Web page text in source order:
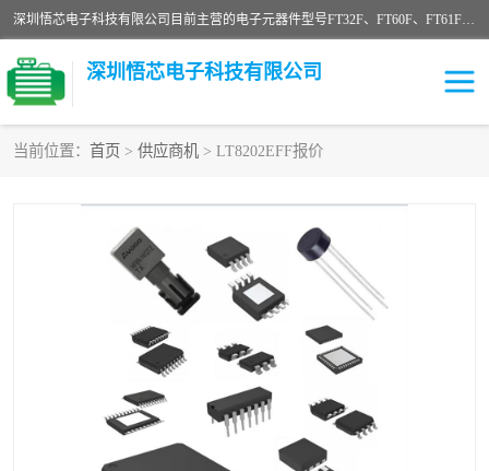
深圳悟芯电子科技有限公司目前主营的电子元器件型号FT32F、FT60F、FT61F、FT62F、FT64F、FT61FC、MCU EEPROM MOS LDO 稳压管 触摸IC DC-DC AC-DC 协议IC等，广泛应用于LED射灯、LED日光灯、等诸多领域。
深圳悟芯电子科技有限公司
当前位置： 首页 > 供应商机 > LT8202EFF报价
MOS
FT32F
FT61F
FT64F
FT61FC